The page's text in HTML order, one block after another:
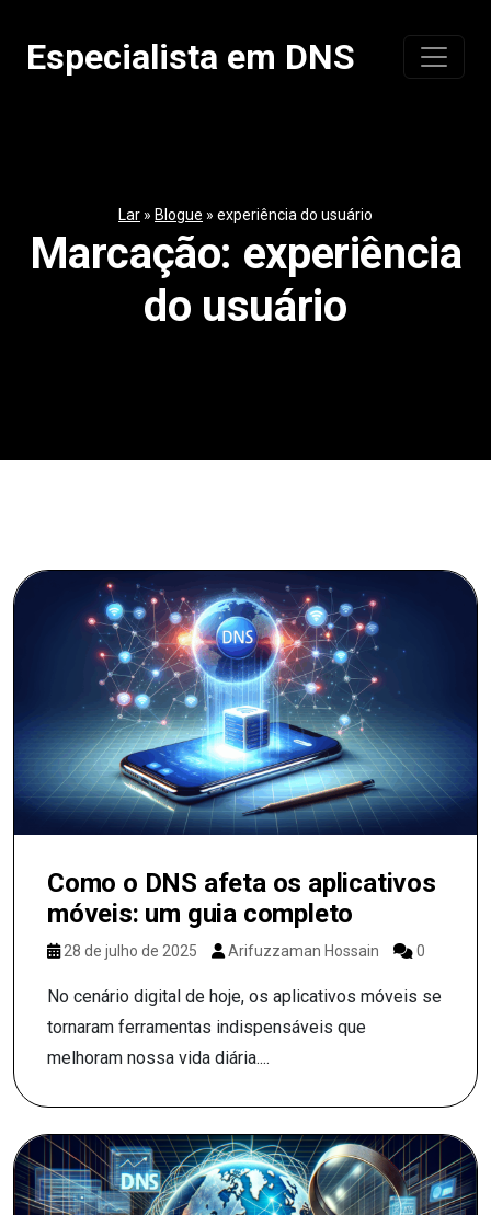
paraEspecialista em DNS
Lar » Blogue » experiência do usuário
Marcação: experiência
do usuário
Como o DNS afeta os aplicativos
móveis: um guia completo
28 de julho de 2025 Arifuzzaman Hossain 0
No cenário digital de hoje, os aplicativos móveis se
tornaram ferramentas indispensáveis que
melhoram nossa vida diária....